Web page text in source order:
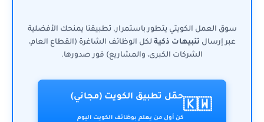
سوق العمل الكويتي يتطور باستمرار. تطبيقنا يمنحك الأفضلية
عبر إرسال تنبيهات ذكية لكل الوظائف الشاغرة (القطاع العام،
الشركات الكبرى، والمشاريع) فور صدورها.
🇰🇼
حمّل تطبيق الكويت (مجاني)
كن أول من يعلم بوظائف الكويت اليوم